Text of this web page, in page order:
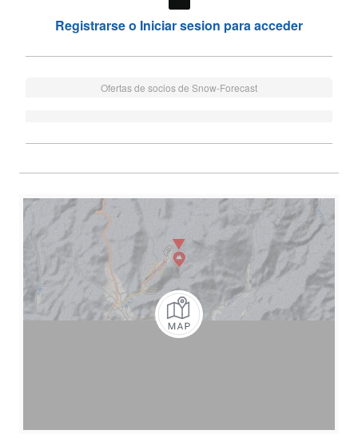
Registrarse o Iniciar sesion para acceder
Ofertas de socios de Snow-Forecast